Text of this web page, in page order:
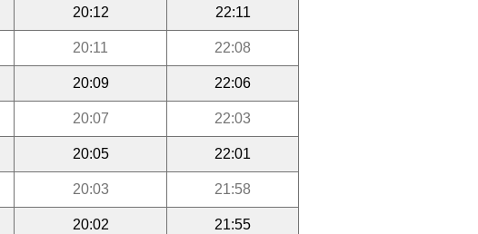
20:12 22:11
20:11 22:08
20:09 22:06
20:07 22:03
20:05 22:01
20:03 21:58
20:02 21:55